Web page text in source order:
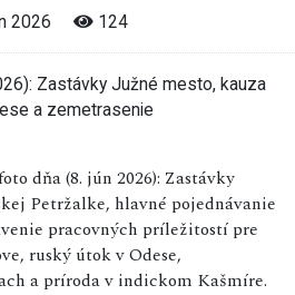
2026 124
dňa (8. jún 2026): Zastávky
Petržalke, hlavné pojednávanie
pracovných príležitostí pre
ruský útok v Odese,
a príroda v indickom Kašmíre.